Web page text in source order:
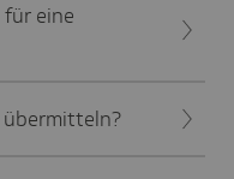
eine
übermitteln?